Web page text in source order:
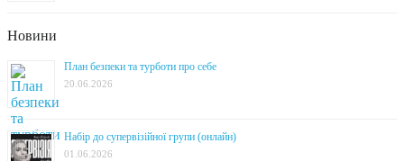
Новини
План безпеки та турботи про себе
20.06.2026
Набір до супервізійної групи (онлайн)
01.06.2026